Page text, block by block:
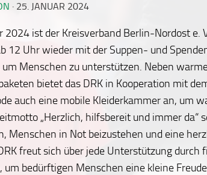
· 25. JANUAR 2024
2024 ist der Kreisverband Berlin-Nordost e.
12 Uhr wieder mit der Suppen- und
Menschen zu unterstützen. Neben
bietet das DRK in Kooperation mit
auch eine mobile Kleiderkammer an, um
„Herzlich, hilfsbereit und immer da“
Menschen in Not beizustehen und eine
freut sich über jede Unterstützung durch
um bedürftigen Menschen eine kleine